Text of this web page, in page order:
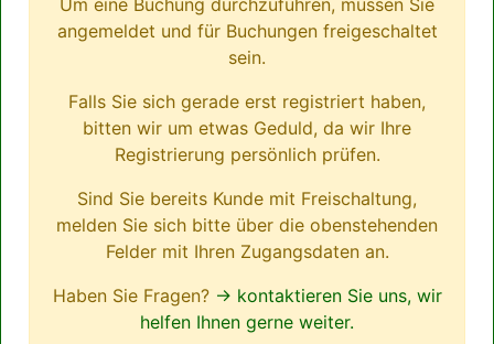
Um eine Buchung durchzuführen, müssen Sie
angemeldet und für Buchungen freigeschaltet
sein.
Falls Sie sich gerade erst registriert haben,
bitten wir um etwas Geduld, da wir Ihre
Registrierung persönlich prüfen.
Sind Sie bereits Kunde mit Freischaltung,
melden Sie sich bitte über die obenstehenden
Felder mit Ihren Zugangsdaten an.
Haben Sie Fragen? → kontaktieren Sie uns, wir
helfen Ihnen gerne weiter.